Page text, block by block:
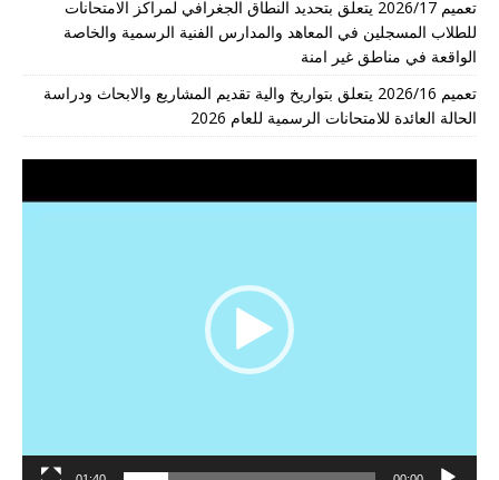
تعميم 2026/17 يتعلق بتحديد النطاق الجغرافي لمراكز الامتحانات
للطلاب المسجلين في المعاهد والمدارس الفنية الرسمية والخاصة
الواقعة في مناطق غير امنة
تعميم 2026/16 يتعلق بتواريخ والية تقديم المشاريع والابحاث ودراسة
الحالة العائدة للامتحانات الرسمية للعام 2026